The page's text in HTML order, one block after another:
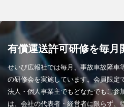
有償運送許可研修を毎月
せいび広報社では毎月、事故車故障車
の研修会を実施しています。会員限定
法人・個人事業主でもどなたでもご参
は、会社の代表者・経営者に限らず、